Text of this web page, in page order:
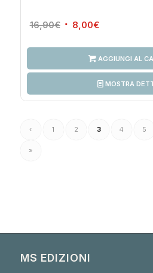
16,90€ Il 8,00€Il
8,00€.
AGGIUNGI AL
MOSTRA
‹ 1 2 3 4 5
»
MS EDIZIONI